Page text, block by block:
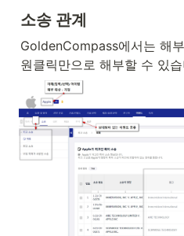
소송 관계
GoldenCompass에서는 해
원클릭만으로 해부할 수 있